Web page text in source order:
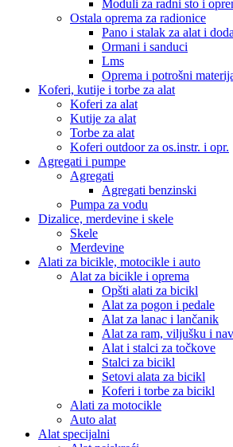
Moduli za radni sto i
Ostala oprema za radionice
Pano i stalak za alat i
Ormani i sanduci
Lms
Oprema i potrošni
Koferi, kutije i torbe za alat
Koferi za alat
Kutije za alat
Torbe za alat
Koferi outdoor za os.instr. i opr.
Agregati i pumpe
Agregati
Agregati benzinski
Pumpa za vodu
Dizalice, merdevine i skele
Skele
Merdevine
Alati za bicikle, motocikle i auto
Alat za bicikle i oprema
Opšti alati za bicikl
Alat za pogon i pedale
Alat za lanac i lančanik
Alat za ram, viljušku i
Alat i stalci za točkove
Stalci za bicikl
Setovi alata za bicikl
Koferi i torbe za bicikl
Alati za motocikle
Auto alat
Alat specijalni